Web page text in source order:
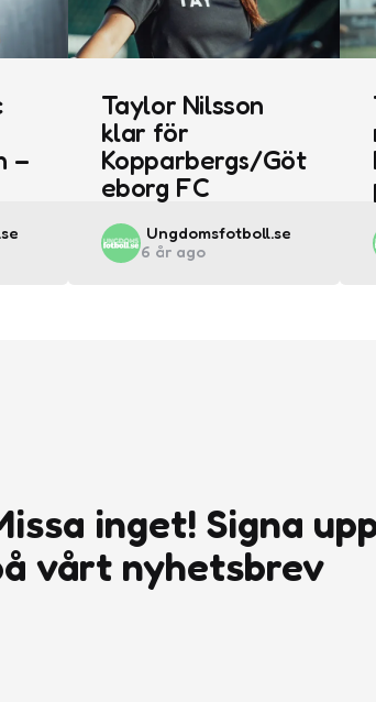
–
Taylor Nilsson
klar för
Kopparbergs/Göt
eborg FC
Posted
by
Ungdomsfotboll.se
6 år ago
inget! Signa
vårt nyhetsbrev